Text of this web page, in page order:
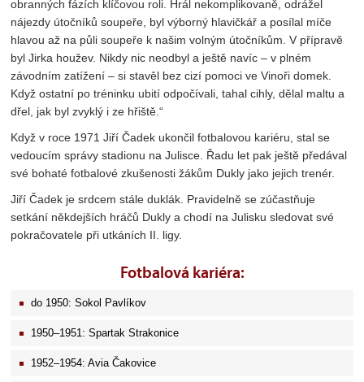
obranných fázích klíčovou roli. Hrál nekomplikovaně, odrážel
nájezdy útočníků soupeře, byl výborný hlavičkář a posílal míče
hlavou až na půli soupeře k našim volným útočníkům. V přípravě
byl Jirka houžev. Nikdy nic neodbyl a ještě navíc – v plném
závodním zatížení – si stavěl bez cizí pomoci ve Vinoři domek.
Když ostatní po tréninku ubití odpočívali, tahal cihly, dělal maltu a
dřel, jak byl zvyklý i ze hřiště.“
Když v roce 1971 Jiří Čadek ukončil fotbalovou kariéru, stal se
vedoucím správy stadionu na Julisce. Řadu let pak ještě předával
své bohaté fotbalové zkušenosti žákům Dukly jako jejich trenér.
Jiří Čadek je srdcem stále duklák. Pravidelně se zúčastňuje
setkání někdejších hráčů Dukly a chodí na Julisku sledovat své
pokračovatele při utkáních II. ligy.
Fotbalová kariéra:
do 1950: Sokol Pavlíkov
1950–1951: Spartak Strakonice
1952–1954: Avia Čakovice